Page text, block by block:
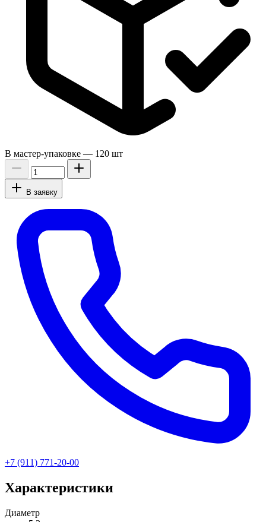
В мастер-упаковке — 120 шт
В заявку
+7 (911) 771-20-00
Характеристики
Диаметр